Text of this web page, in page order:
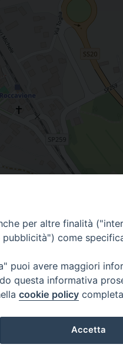
Cuneo
per altre finalità
come
puoi avere maggiori
questa informativa
cookie policy
Accetta